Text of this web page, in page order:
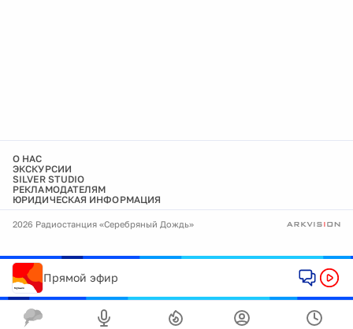
О НАС
ЭКСКУРСИИ
SILVER STUDIO
РЕКЛАМОДАТЕЛЯМ
ЮРИДИЧЕСКАЯ ИНФОРМАЦИЯ
2026 Радиостанция «Серебряный Дождь»
Прямой эфир